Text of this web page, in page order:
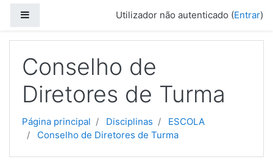
Utilizador não autenticado (Entrar)
Conselho de
Diretores de Turma
Página principal Disciplinas
ESCOLA
Conselho de Diretores de Turma